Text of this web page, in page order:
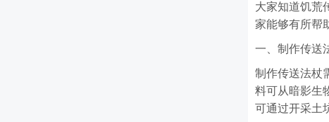
大家知道饥荒
家能够有所帮
一、制作传送
制作传送法杖
料可从暗影生
可通过开采土